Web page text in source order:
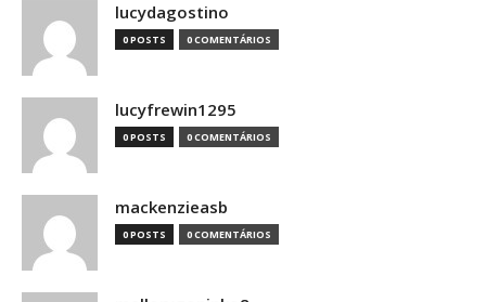
lucydagostino
0 POSTS 0 COMENTÁRIOS
lucyfrewin1295
0 POSTS 0 COMENTÁRIOS
mackenzieasb
0 POSTS 0 COMENTÁRIOS